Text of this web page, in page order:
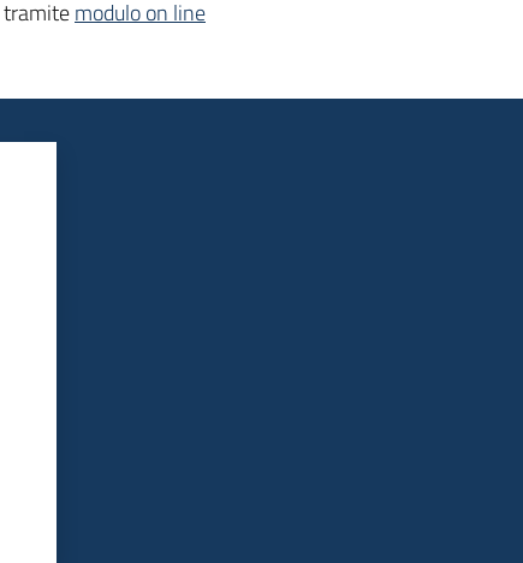
tramitemodulo on line